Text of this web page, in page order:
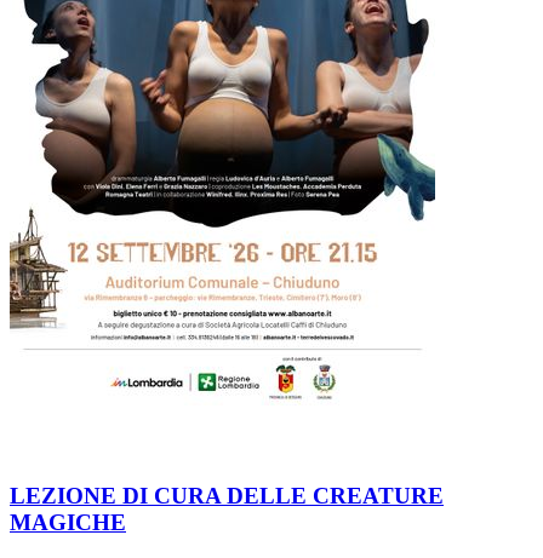
LEZIONE DI CURA DELLE CREATURE
MAGICHE